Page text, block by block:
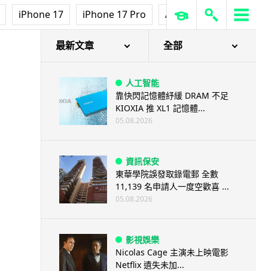
iPhone 17 iPhone 17 Pro AirPods Pro 3
最新文章 全部
人工智能
靠快閃記憶體紓緩 DRAM 不足
KIOXIA 推 XL1 記憶體...
05.08.2026
資訊保安
東華學院誤發取錄電郵 全數
11,139 名申請人一度空歡喜 ...
05.08.2026
影視娛樂
Nicolas Cage 主演未上映電影
Netflix 遺失未加...